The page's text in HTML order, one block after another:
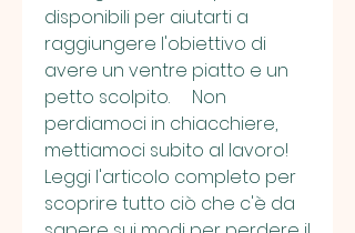
disponibili per aiutarti a
raggiungere l'obiettivo di
avere un ventre piatto e un
petto scolpito.     Non
perdiamoci in chiacchiere,
mettiamoci subito al lavoro!
Leggi l'articolo completo per
scoprire tutto ciò che c'è da